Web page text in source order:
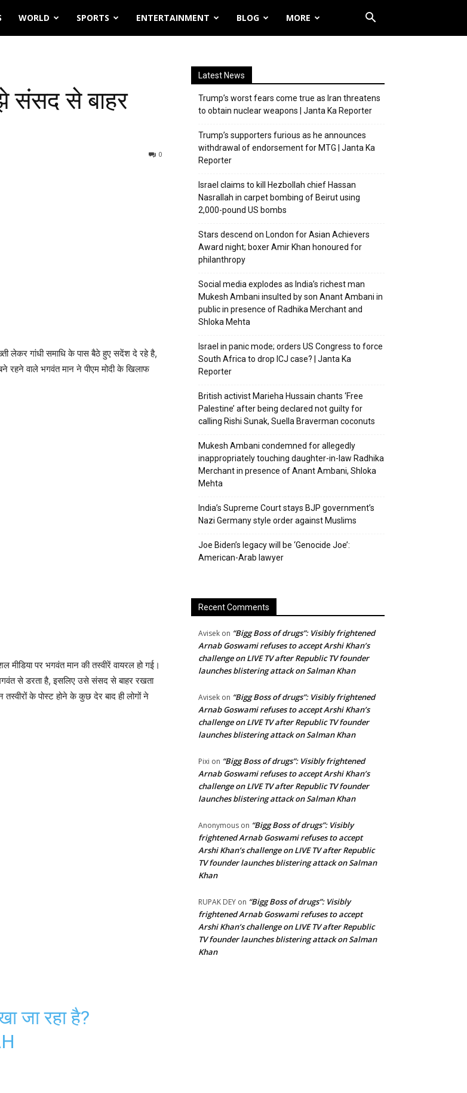
WORLD SPORTS ENTERTAINMENT BLOG MORE
संसद से बाहर
0
लेकर गांधी समाधि के पास बैठे हुए सदेंश दे रहे है,
रहने वाले भगवंत मान ने पीएम मोदी के खिलाफ
मीडिया पर भगवंत मान की तस्वीरें वायरल हो गई।
से डरता है, इसलिए उसे संसद से बाहर रखता
के पोस्ट होने के कुछ देर बाद ही लोगों ने
जा रहा है?
Latest News
Trump’s worst fears come true as Iran threatens
to obtain nuclear weapons | Janta Ka Reporter
Trump’s supporters furious as he announces
withdrawal of endorsement for MTG | Janta Ka
Reporter
Israel claims to kill Hezbollah chief Hassan
Nasrallah in carpet bombing of Beirut using
2,000-pound US bombs
Stars descend on London for Asian Achievers
Award night; boxer Amir Khan honoured for
philanthropy
Social media explodes as India’s richest man
Mukesh Ambani insulted by son Anant Ambani in
public in presence of Radhika Merchant and
Shloka Mehta
Israel in panic mode; orders US Congress to force
South Africa to drop ICJ case? | Janta Ka
Reporter
British activist Marieha Hussain chants ‘Free
Palestine’ after being declared not guilty for
calling Rishi Sunak, Suella Braverman coconuts
Mukesh Ambani condemned for allegedly
inappropriately touching daughter-in-law Radhika
Merchant in presence of Anant Ambani, Shloka
Mehta
India’s Supreme Court stays BJP government’s
Nazi Germany style order against Muslims
Joe Biden’s legacy will be ‘Genocide Joe’:
American-Arab lawyer
Recent Comments
Avisek on “Bigg Boss of drugs”: Visibly frightened
Arnab Goswami refuses to accept Arshi Khan’s
challenge on LIVE TV after Republic TV founder
launches blistering attack on Salman Khan
Avisek on “Bigg Boss of drugs”: Visibly frightened
Arnab Goswami refuses to accept Arshi Khan’s
challenge on LIVE TV after Republic TV founder
launches blistering attack on Salman Khan
Pixi on “Bigg Boss of drugs”: Visibly frightened
Arnab Goswami refuses to accept Arshi Khan’s
challenge on LIVE TV after Republic TV founder
launches blistering attack on Salman Khan
Anonymous on “Bigg Boss of drugs”: Visibly
frightened Arnab Goswami refuses to accept
Arshi Khan’s challenge on LIVE TV after Republic
TV founder launches blistering attack on Salman
Khan
RUPAK DEY on “Bigg Boss of drugs”: Visibly
frightened Arnab Goswami refuses to accept
Arshi Khan’s challenge on LIVE TV after Republic
TV founder launches blistering attack on Salman
Khan